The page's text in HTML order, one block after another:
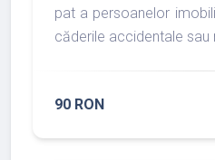
pat a persoanelor
căderile accidentale sau
90 RON